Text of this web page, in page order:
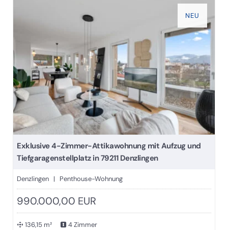
NEU
Exklusive 4-Zimmer-Attikawohnung mit Aufzug und
Tiefgaragenstellplatz in 79211 Denzlingen
Denzlingen | Penthouse-Wohnung
990.000,00 EUR
136,15 m² 4 Zimmer